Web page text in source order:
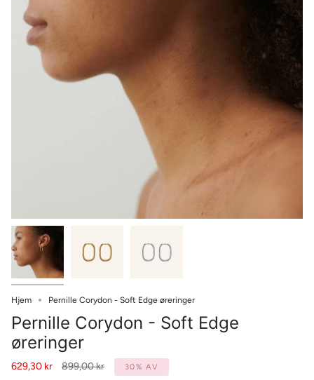
Hjem Pernille Corydon - Soft Edge øreringer
Pernille Corydon - Soft Edge
øreringer
629,30 kr
Ordinær
899,00 kr 30% AV